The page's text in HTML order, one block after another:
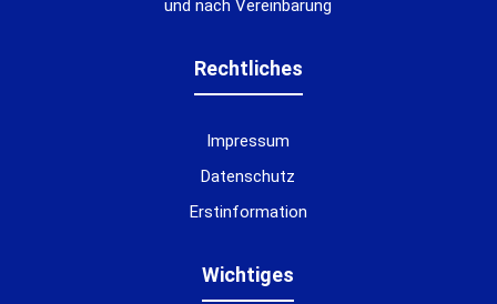
und nach Vereinbarung
Rechtliches
Impressum
Datenschutz
Erstinformation
Wichtiges